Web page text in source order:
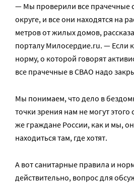
— Мы проверили все прачечные
округе, и все они находятся на
метров от жилых домов,
порталу Милосердие.ru. — Если
норму, о которой говорят
все прачечные в СВАО надо
Мы понимаем, что дело в
точки зрения нам не могут этого
же граждане России, как и мы,
находиться там, где хотят.
А вот санитарные правила и
действительно, вопрос для